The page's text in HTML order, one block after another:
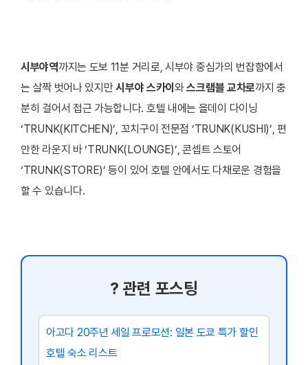
시부야역까지는 도보 11분 거리로, 시부야 중심가의 번잡함에서
는 살짝 벗어나 있지만시부야 스카이와스크램블 교차로까지 충
분히 걸어서 접근 가능합니다. 호텔 내에는 올데이 다이닝
‘TRUNK(KITCHEN)’, 꼬치구이 전문점 ‘TRUNK(KUSHI)’, 편
안한 라운지 바 ‘TRUNK(LOUNGE)’, 콘셉트 스토어
‘TRUNK(STORE)’ 등이 있어 호텔 안에서도 다채로운 경험을
할 수 있습니다.
? 관련 포스팅
아고다 20주년 세일 프로모션: 일본 도쿄 특가 할인
호텔 숙소 리스트